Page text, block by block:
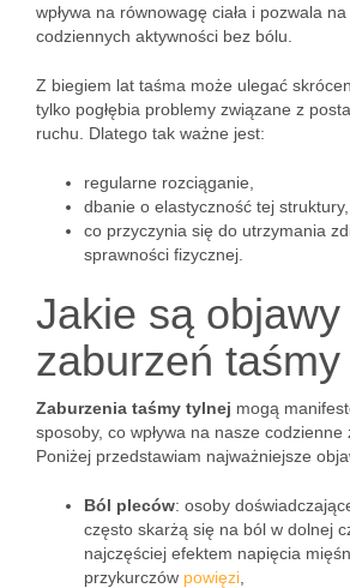
wpływa na równowagę ciała i pozwala
codziennych aktywności bez bólu.
Z biegiem lat taśma może ulegać
tylko pogłębia problemy związane z
ruchu. Dlatego tak ważne jest:
regularne rozciąganie,
dbanie o elastyczność tej struktury,
co przyczynia się do utrzymania
sprawności fizycznej.
Jakie są objawy
zaburzeń
Zaburzenia taśmy tylnej mogą
sposoby, co wpływa na nasze codzienne
Poniżej przedstawiam najważniejsze
Ból pleców: osoby
często skarżą się na ból w dolnej
najczęściej efektem napięcia
przykurczów powięzi